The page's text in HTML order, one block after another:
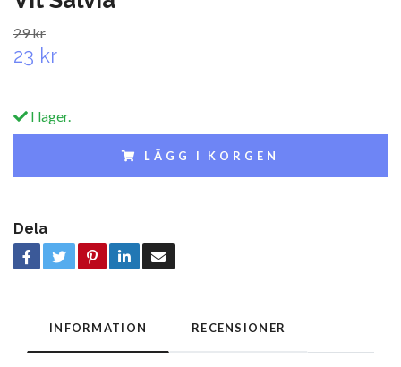
29 kr
23 kr
I lager.
LÄGG I KORGEN
Dela
INFORMATION RECENSIONER